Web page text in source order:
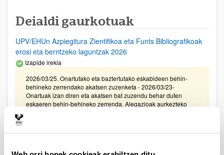
Deialdi gaurkotuak
UPV/EHUn Azpiegitura Zientifikoa eta Funts Bibliografikoak
erosi eta berritzeko laguntzak 2026
Izapide irekia
2026/03/25. Onartutako eta baztertutako eskabideen behin-
behineko zerrendako akatsen zuzenketa - 2026/03/23-
Onartuak izan diren eta akatsen bat zuzendu behar duten
eskaeren behin-behineko zerrenda. Alegazioak aurkezteko
Zientzia, Teknologia eta Berrikuntza arloetako kultura